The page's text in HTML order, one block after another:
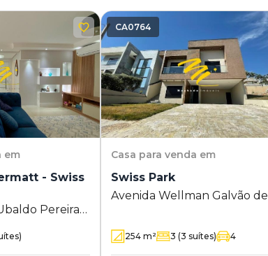
em
- Swiss
Pereira
CA0764
Casa para venda em
Swiss Park
Avenida Wellman Galvão de
Campinas - SP
254 m² 3 (3 suítes) 4